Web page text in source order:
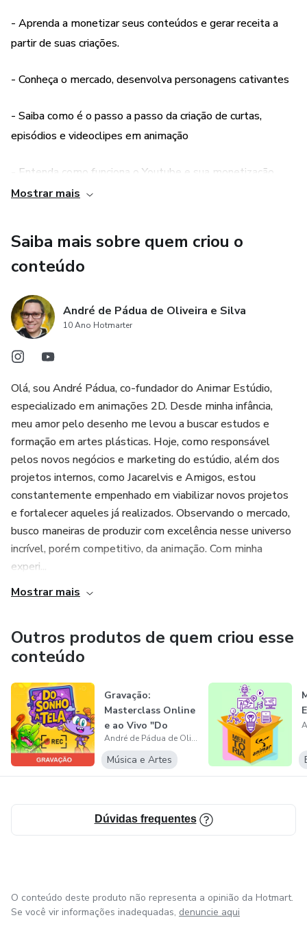
eficiente, monetização no YouTube e licenciamento de
personagens.
Também aborda a viabilidade financeira dos projetos,
conhecimento dos autores, você estará preparado para
enfrentar desafios e trilhar o caminho do sucesso na
mestre nesse universo mágico!
- Aprenda a monetizar seus conteúdos e gerar receita a
partir de suas criações.
- Conheça o mercado, desenvolva personagens cativantes
- Saiba como é o passo a passo da criação de curtas,
episódios e videoclipes em animação
- Entenda como funciona o Youtube e sua monetização
- Descubra como levantar recursos financeiros para seus
projetos
Mostrar mais
Saiba mais sobre quem criou o
conteúdo
André de Pádua de Oliveira e Silva
10 Ano Hotmarter
Olá, sou André Pádua, co-fundador do Animar Estúdio,
especializado em animações 2D. Desde minha infância,
meu amor pelo desenho me levou a buscar estudos e
formação em artes plásticas. Hoje, como responsável
pelos novos negócios e marketing do estúdio, além dos
projetos internos, como Jacarelvis e Amigos, estou
constantemente empenhado em viabilizar novos projetos
e fortalecer aqueles já realizados. Observando o mercado,
busco maneiras de produzir com excelência nesse universo
incrível, porém competitivo, da animação. Com minha
experi...
Mostrar mais
Outros produtos de quem criou esse
conteúdo
Gravação:
Masterclass Online
e ao Vivo "Do
Sonho à Tela"
André de Pádua de Oliveira e Silva
Música e Artes
Dúvidas frequentes
O conteúdo deste produto não representa a opinião da Hotmart.
Se você vir informações inadequadas, denuncie aqui